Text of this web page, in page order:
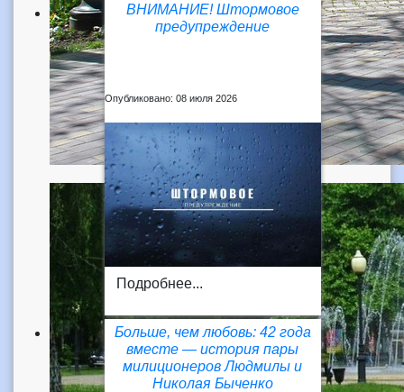
ВНИМАНИЕ! Штормовое
предупреждение
Опубликовано: 08 июля 2026
Подробнее...
Больше, чем любовь: 42 года
вместе — история пары
милиционеров Людмилы и
Николая Быченко